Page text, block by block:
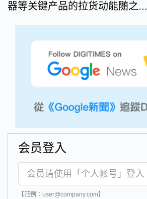
器等关键产品的拉货动能随之...
会员登入
【范例：user@company.com】